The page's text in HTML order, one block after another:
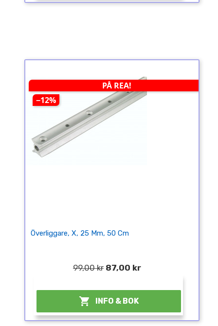
PÅ REA!
−12%
Överliggare, X, 25 Mm, 50 Cm
99,00 kr 87,00 kr
 INFO & BOK